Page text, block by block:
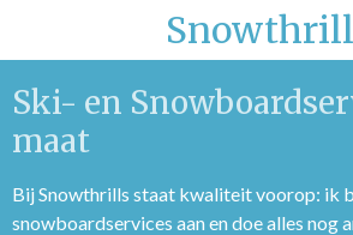
de
hoofdinhoud
Ski- en
maat
Bij Snowthrills staat kwaliteit voorop: ik
snowboardservices aan en doe alles nog